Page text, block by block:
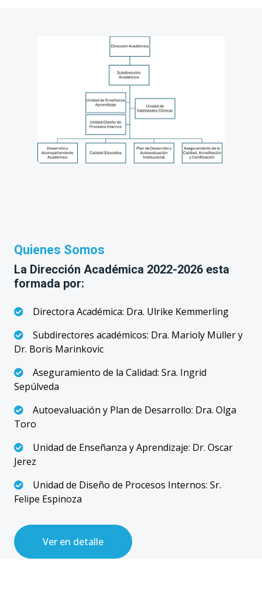
Quienes Somos
La Dirección Académica 2022-2026 esta
formada por:
Directora Académica: Dra. Ulrike Kemmerling
Subdirectores académicos: Dra. Marioly Müller y
Dr. Boris Marinkovic
Aseguramiento de la Calidad: Sra. Ingrid
Sepúlveda
Autoevaluación y Plan de Desarrollo: Dra. Olga
Toro
Unidad de Enseñanza y Aprendizaje: Dr. Oscar
Jerez
Unidad de Diseño de Procesos Internos: Sr.
Felipe Espinoza
Ver en detalle